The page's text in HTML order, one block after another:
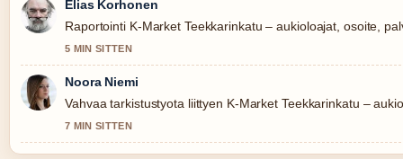
Elias Korhonen
Raportointi K-Market Teekkarinkatu – aukioloajat, osoite,
5 MIN SITTEN
Noora Niemi
Vahvaa tarkistustyota liittyen K-Market Teekkarinkatu –
7 MIN SITTEN